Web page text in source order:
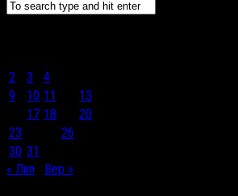
2
3 4
9
10 11 13
17 18 20
23
26
30 31
« Лип
Вер »